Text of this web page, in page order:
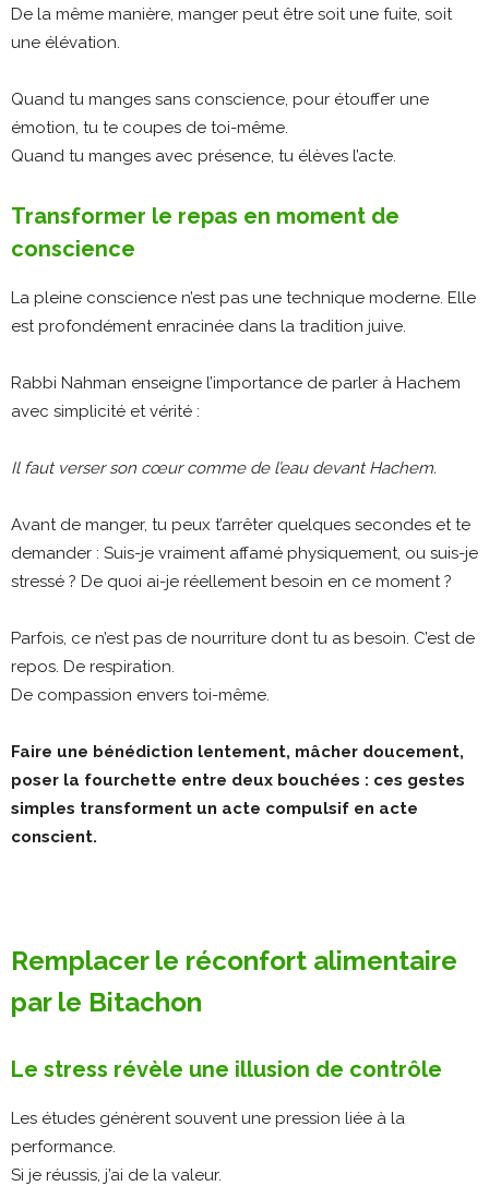
De la même manière, manger peut être soit une fuite, soit
une élévation.
Quand tu manges sans conscience, pour étouffer une
émotion, tu te coupes de toi-même.
Quand tu manges avec présence, tu élèves l’acte.
Transformer le repas en moment de
conscience
La pleine conscience n’est pas une technique moderne. Elle
est profondément enracinée dans la tradition juive.
Rabbi Nahman enseigne l’importance de parler à Hachem
avec simplicité et vérité :
Il faut verser son cœur comme de l’eau devant Hachem.
Avant de manger, tu peux t’arrêter quelques secondes et te
demander : Suis-je vraiment affamé physiquement, ou suis-je
stressé ? De quoi ai-je réellement besoin en ce moment ?
Parfois, ce n’est pas de nourriture dont tu as besoin. C’est de
repos. De respiration.
De compassion envers toi-même.
Faire une bénédiction lentement, mâcher doucement,
poser la fourchette entre deux bouchées : ces gestes
simples transforment un acte compulsif en acte
conscient.
Remplacer le réconfort alimentaire
par le Bitachon
Le stress révèle une illusion de contrôle
Les études génèrent souvent une pression liée à la
performance.
Si je réussis, j’ai de la valeur.